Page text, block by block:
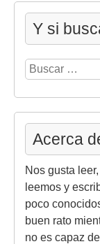
Y si
Buscar:
Acerca
Nos gusta
leemos y
poco
buen rato
no es capaz